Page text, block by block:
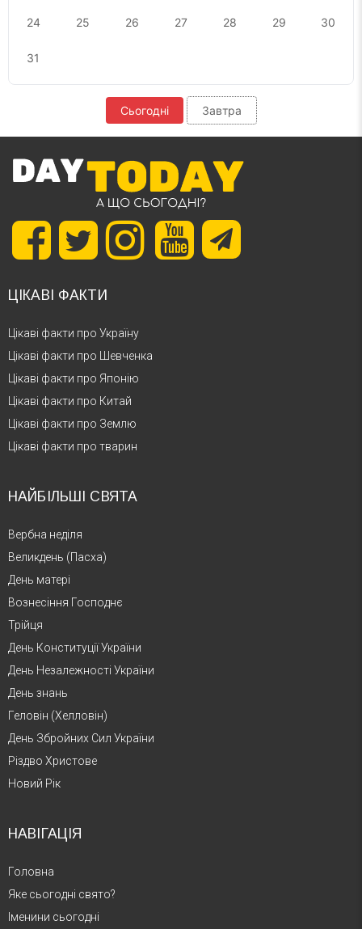
24 25 26 27 28 29 30
31
Сьогодні Завтра
ЦІКАВІ ФАКТИ
Цікаві факти про Україну
Цікаві факти про Шевченка
Цікаві факти про Японію
Цікаві факти про Китай
Цікаві факти про Землю
Цікаві факти про тварин
НАЙБІЛЬШІ СВЯТА
Вербна неділя
Великдень (Пасха)
День матері
Вознесіння Господнє
Трійця
День Конституції України
День Незалежності України
День знань
Геловін (Хелловін)
День Збройних Сил України
Різдво Христове
Новий Рік
НАВІГАЦІЯ
Головна
Яке сьогодні свято?
Іменини сьогодні